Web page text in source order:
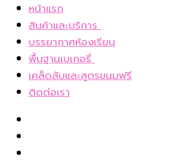
หน้าแรก
สินค้าและบริการ
เค้กโฮมเมดและขนมอบ
Bakery box set อบเองที่บ้
เบเกอรี่แช่แข็ง
E-book
บรรยากาศห้องเรียน
พื้นฐานเบเกอรี่
ทำ ขนมอบ 14 ตอน สอนตั้ง
บัตเตอร์เค้ก 1 สูตรกับวิธีการ
เคล็ดลับและสูตรขนมฟรี
ติดต่อเรา